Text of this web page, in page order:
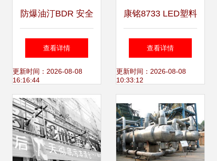
防爆油汀BDR 安全
高效的工业取暖利
器，厂家直销价格
更优
查看详情
更新时间：2026-08-08
16:16:44
康铭8733 LED塑料
手电 五金交电渠道
的可靠之光
查看详情
更新时间：2026-08-08
10:33:12